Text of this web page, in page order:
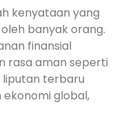
kenyataan yang
banyak orang.
finansial
rasa aman seperti
liputan terbaru
global,